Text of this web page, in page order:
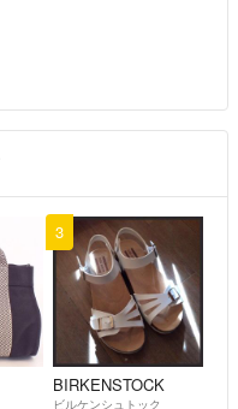
3
BIRKENSTOCK
ビルケンシュトック